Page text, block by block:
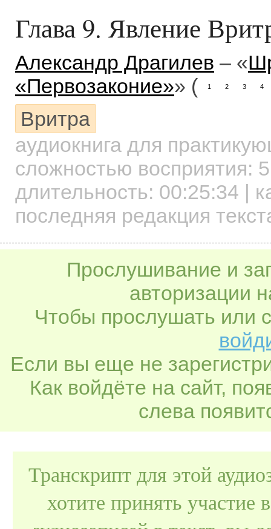
Глава 9. Явление
Александр Драгилев – «
«Первозаконие»» ( 1 2 3 4
Вритра
аудиокнига для
сложностью восприятия: 5
длительность: 00:25:34 |
последняя редакция
Прослушивание и
авторизации
Чтобы прослушать или
Если вы еще не
Как войдёте на сайт,
слева
Транскрипт для этой
хотите принять